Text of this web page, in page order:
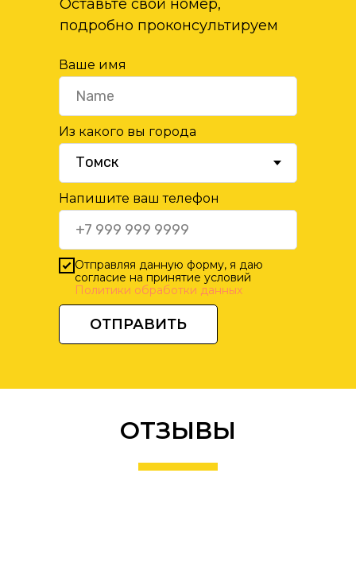
Оставьте свой номер,
подробно проконсультируем
Ваше имя
Из какого вы города
Напишите ваш телефон
Отправляя данную форму, я даю
согласие на принятие условий
Политики обработки данных
ОТПРАВИТЬ
ОТЗЫВЫ